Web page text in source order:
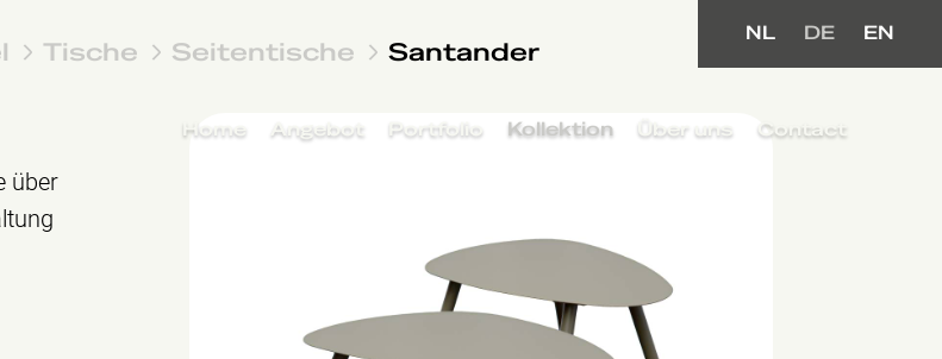
NL DE EN
Home Angebot Portfolio Kollektion Über uns Contact
Tische Seitentische Santander
über